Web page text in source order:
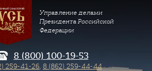
Управление делами
Президента Российской
Федерации
8 (800) 100-19-53
259-41-26, 8 (862) 259-44-44